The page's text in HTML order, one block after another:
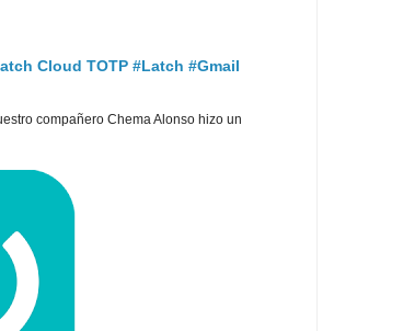
Cloud TOTP #Latch #Gmail
compañero Chema Alonso hizo un